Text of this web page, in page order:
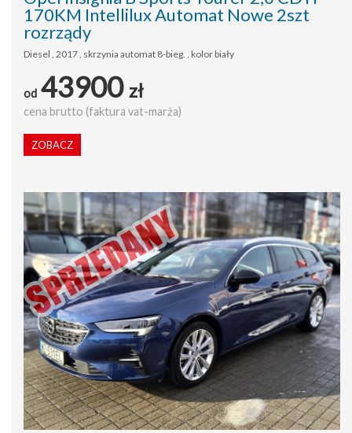
170KM Intellilux Automat Nowe 2szt
rozrządy
Diesel , 2017 , skrzynia automat 8-bieg. , kolor biały
od 43900 zł
cena brutto (faktura vat-marża)
ZOBACZ